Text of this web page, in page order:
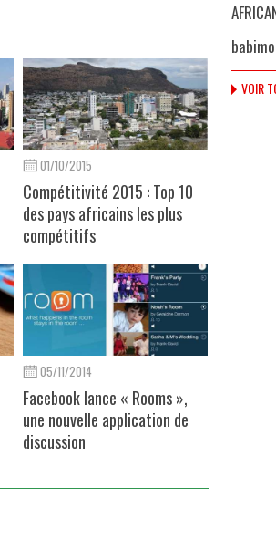
01/10/2015
Compétitivité 2015 : Top 10
des pays africains les plus
compétitifs
05/11/2014
Facebook lance « Rooms »,
une nouvelle application de
discussion
VOIR